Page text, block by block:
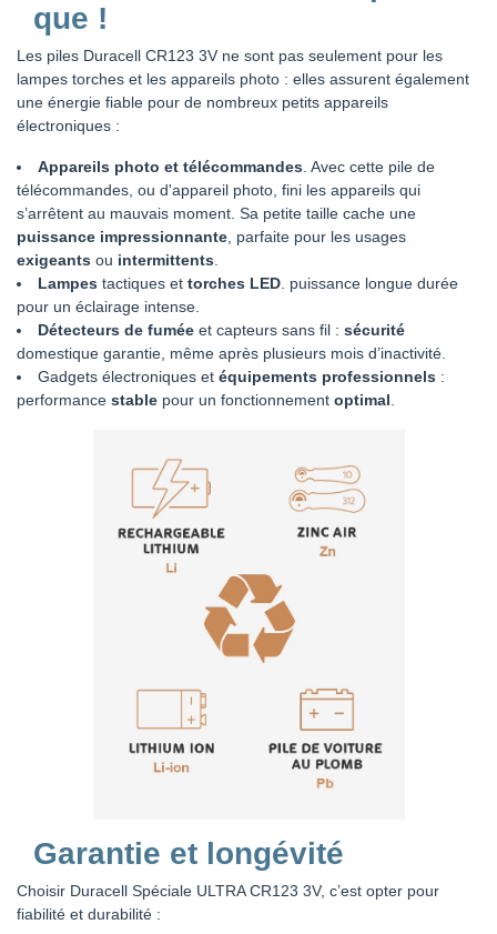
que !
Les piles Duracell CR123 3V ne sont pas seulement pour les
lampes torches et les appareils photo : elles assurent également
une énergie fiable pour de nombreux petits appareils
électroniques :
Appareils photo et télécommandes . Avec cette pile de
télécommandes, ou d'appareil photo, fini les appareils qui
s’arrêtent au mauvais moment. Sa petite taille cache une
puissance impressionnante , parfaite pour les usages
exigeants ou intermittents
Lampes tactiques et torches LED . puissance longue durée
pour un éclairage intense.
Détecteurs de fumée et capteurs sans fil : sécurité
domestique garantie, même après plusieurs mois d’inactivité.
Gadgets électroniques et équipements professionnels :
performance stable pour un fonctionnement optimal
Garantie et longévité
Choisir Duracell Spéciale ULTRA CR123 3V, c’est opter pour
fiabilité et durabilité :